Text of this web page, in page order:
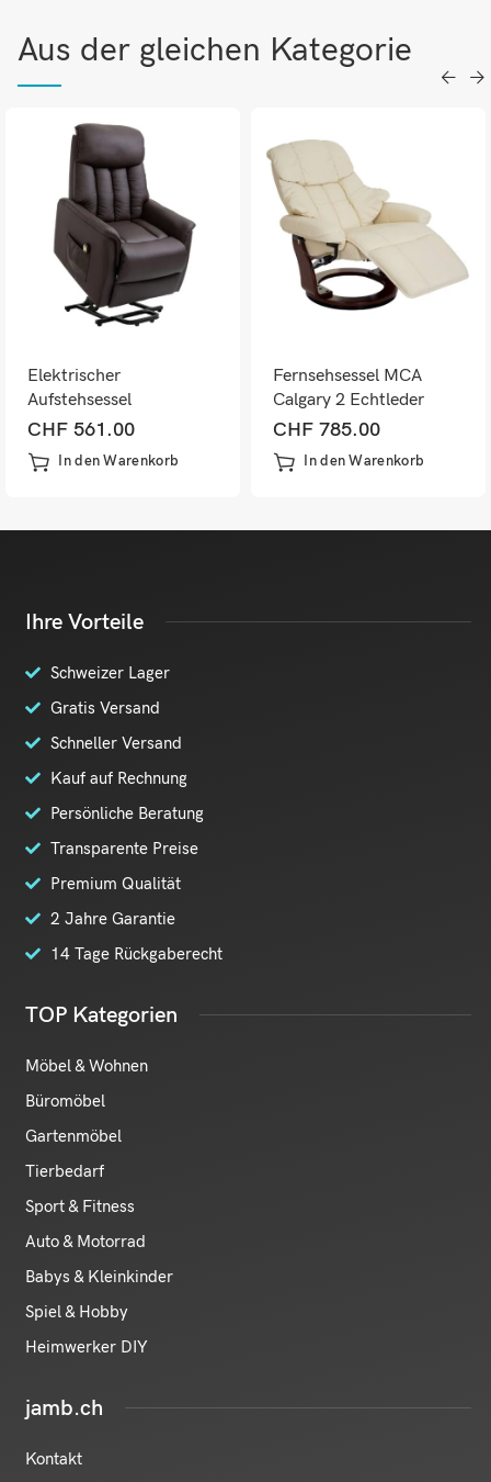
Aus der gleichen Kategorie
Elektrischer
Aufstehsessel
Fernsehsessel 150kg
CHF 561.00
In den Warenkorb
Fernsehsessel MCA
Calgary 2 Echtleder
150kg creme,
walnussfarben
CHF 785.00
In den Warenkorb
Ihre Vorteile
Schweizer Lager
Gratis Versand
Schneller Versand
Kauf auf Rechnung
Persönliche Beratung
Transparente Preise
Premium Qualität
2 Jahre Garantie
14 Tage Rückgaberecht
TOP Kategorien
Möbel & Wohnen
Büromöbel
Gartenmöbel
Tierbedarf
Sport & Fitness
Auto & Motorrad
Babys & Kleinkinder
Spiel & Hobby
Heimwerker DIY
jamb.ch
Kontakt